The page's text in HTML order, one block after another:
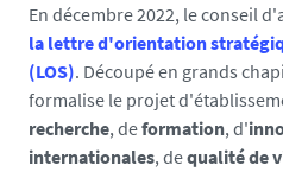
i
:
En décembre 2022, le conseil
la lettre d'orientation
(LOS). Découpé en grands
formalise le projet
recherche, deformation, d'
internationales, dequalité de